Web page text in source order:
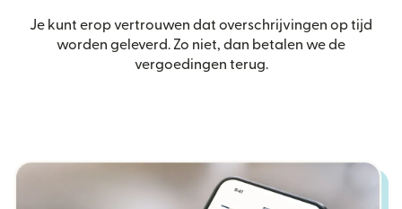
Je kunt erop vertrouwen dat overschrijvingen op tijd
worden geleverd. Zo niet, dan betalen we de
vergoedingen terug.